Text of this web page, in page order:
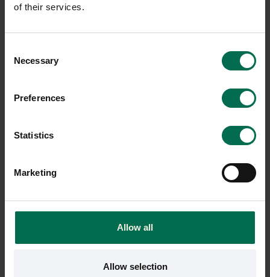
of their services.
Selection
Necessary
Preferences
Statistics
Marketing
Allow all
Allow selection
Tom Dixon
Taklampa Beat Stout
5300 kr
143
Taklampa Hoop Ø625mm
/mån